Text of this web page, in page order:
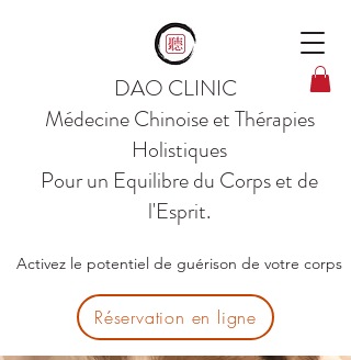
DAO CLINIC
Médecine Chinoise et Thérapies
Holistiques
Pour un Equilibre du Corps et de
l'Esprit.
Activez le potentiel de guérison de votre corps
Réservation en ligne